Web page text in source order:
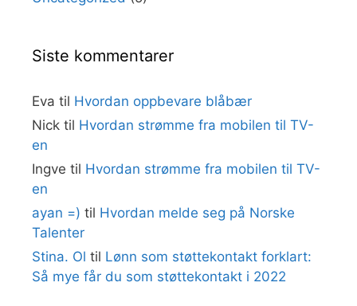
Siste kommentarer
Eva til Hvordan oppbevare blåbær
Nick til Hvordan strømme fra mobilen til TV-
en
Ingve til Hvordan strømme fra mobilen til TV-
en
ayan =) til Hvordan melde seg på Norske
Talenter
Stina. Ol til Lønn som støttekontakt forklart:
Så mye får du som støttekontakt i 2022